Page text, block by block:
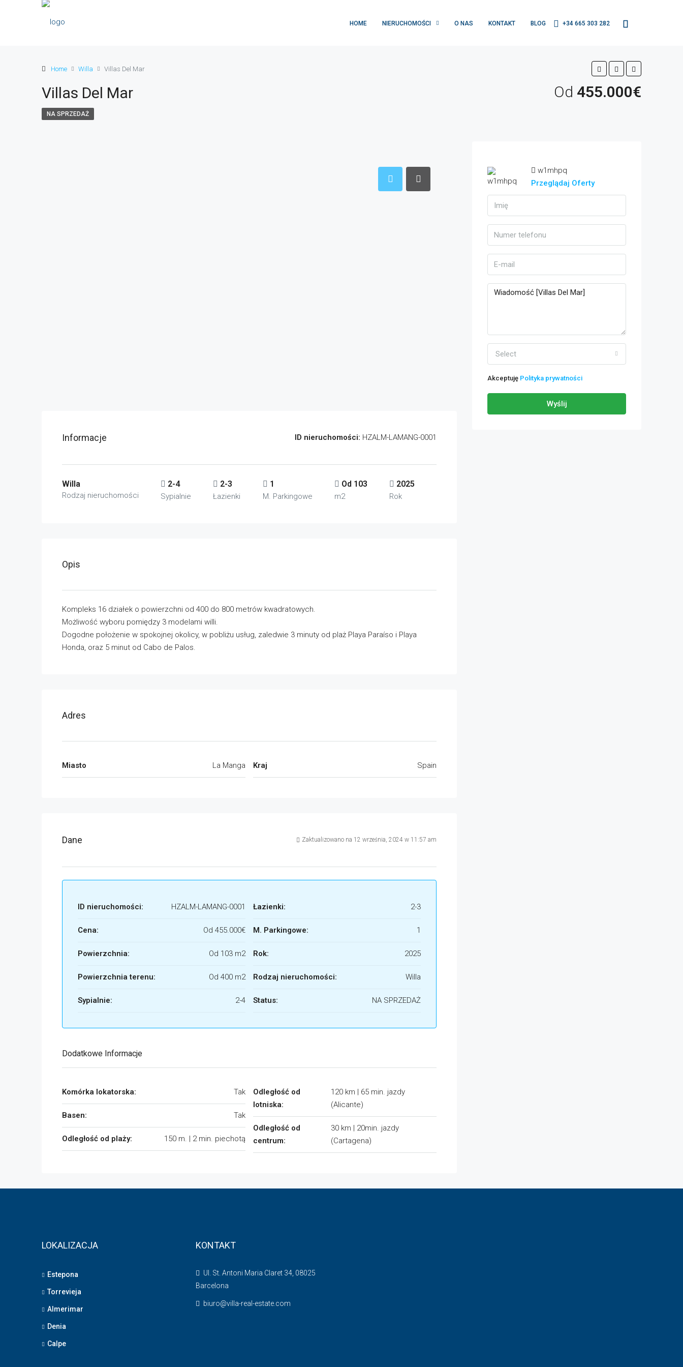
HOME NIERUCHOMOŚCI O NAS KONTAKT BLOG +34 665 303 282
Home Willa Villas Del Mar
Villas Del Mar Od 455.000€
NA SPRZEDAŻ
Informacje ID nieruchomości: HZALM-LAMANG-0001
Willa
Rodzaj nieruchomości
2-4
Sypialnie
2-3
Łazienki
1
M. Parkingowe
Od 103
m2
2025
Rok
Opis
Kompleks 16 działek o powierzchni od 400 do 800 metrów kwadratowych.
Możliwość wyboru pomiędzy 3 modelami willi.
Dogodne położenie w spokojnej okolicy, w pobliżu usług, zaledwie 3 minuty od plaż Playa Paraíso i Playa
Honda, oraz 5 minut od Cabo de Palos.
Adres
Miasto La Manga Kraj Spain
Dane Zaktualizowano na 12 września, 2024 w 11:57 am
ID nieruchomości: HZALM-LAMANG-0001
Cena: Od 455.000€
Powierzchnia: Od 103 m2
Powierzchnia terenu: Od 400 m2
Sypialnie: 2-4
Łazienki: 2-3
M. Parkingowe: 1
Rok: 2025
Rodzaj nieruchomości: Willa
Status: NA SPRZEDAŻ
Dodatkowe Informacje
Komórka lokatorska: Tak
Basen: Tak
Odległość od plaży: 150 m. | 2 min. piechotą
Odległość od
lotniska:
120 km | 65 min. jazdy
(Alicante)
Odległość od
centrum:
30 km | 20min. jazdy
(Cartagena)
w1mhpq
Przeglądaj Oferty
Select
Akceptuję Polityka prywatności
Wyślij
LOKALIZACJA
Estepona
Torrevieja
Almerimar
Denia
Calpe
KONTAKT
Ul. St. Antoni Maria Claret 34, 08025
Barcelona
biuro@villa-real-estate.com